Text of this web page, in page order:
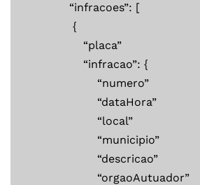
“infracoes”: [
{
“placa”
“infracao”: {
“numero”
“dataHora”
“local”
“municipio”
“descricao”
“orgaoAutuador”